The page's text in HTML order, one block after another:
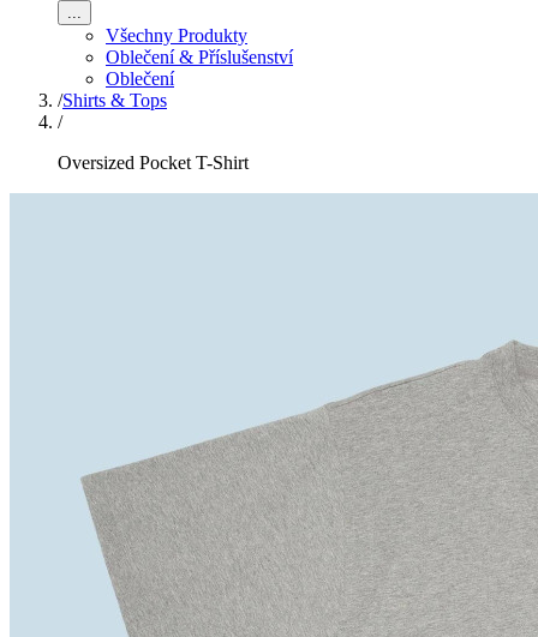
...
Všechny Produkty
Oblečení & Příslušenství
Oblečení
/Shirts & Tops
/
Oversized Pocket T-Shirt